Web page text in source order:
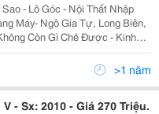
- Lô Góc - Nội Thất Nhập
Máy- Ngô Gia Tự, Long Biên,
Còn Gì Chê Được - Kinh
Tứ Tung. - 6 Tầng, Thang
Ngủ, 1 Phòng...
>1 năm
- Sx: 2010 - Giá 270 Triệu.